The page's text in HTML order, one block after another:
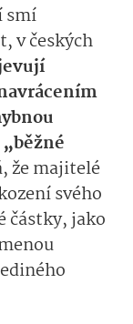
smí
, v českých
žemajitelé
svého
částky,jako